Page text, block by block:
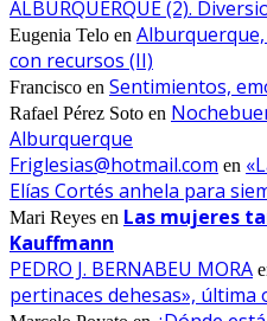
ALBURQUERQUE (2).
Eugenia Telo en
con recursos (II)
Francisco en Sentimientos,
Rafael Pérez Soto en
Alburquerque
Friglesias@hotmail.com en
Elías Cortés anhela para
Mari Reyes en Las mujeres
Kauffmann
PEDRO J. BERNABEU MORA
pertinaces dehesas», última